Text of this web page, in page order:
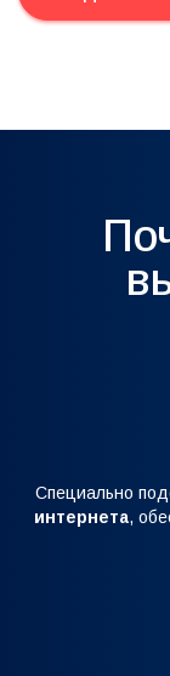
Специально
интернета,